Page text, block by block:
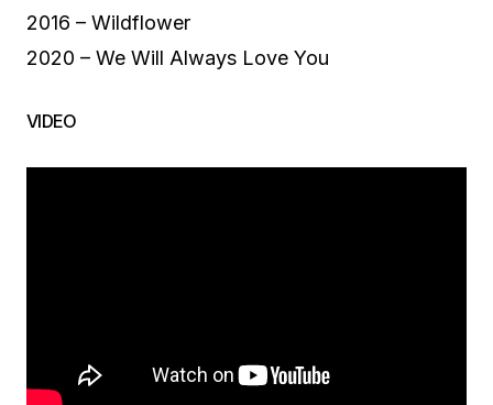
2016 – Wildflower
2020 – We Will Always Love You
VIDEO